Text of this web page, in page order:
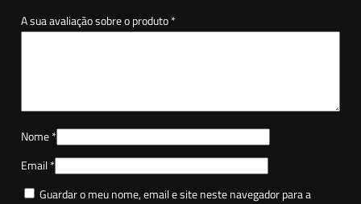
iA sua avaliação sobre o produto*
Nome*
Email*
Guardar o meu nome, email e site neste navegador para a